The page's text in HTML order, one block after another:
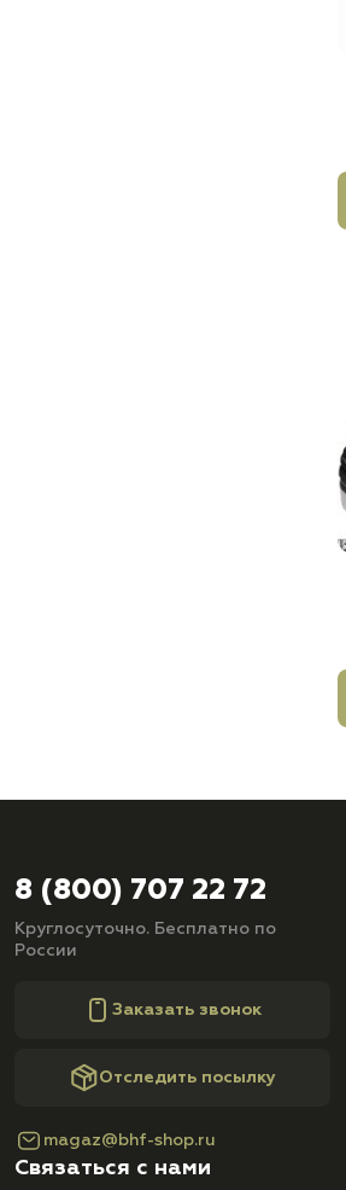
8 (800) 707 22 72
Круглосуточно. Бесплатно по
России
Заказать звонок
Отследить посылку
magaz@bhf-shop.ru
Связаться с нами